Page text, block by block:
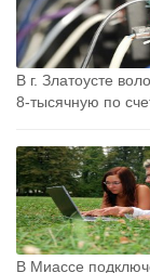
В г. Златоусте
8-тысячную по
В Миассе